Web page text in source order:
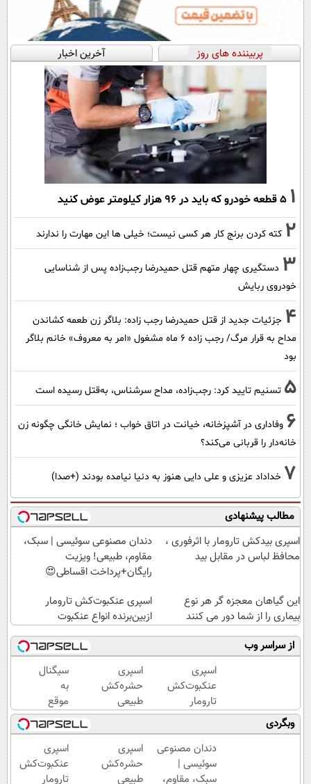
پربیننده های روز آخرین اخبار
1 ۵ قطعه خودرو که باید در ۹۶ هزار کیلومتر عوض کنید
2 کته کردن برنج کار هر کسی نیست؛ خیلی ها این مهارت را ندارند
3 دستگیری چهار متهم قتل حمیدرضا رجب‌زاده پس از شناسایی
خودروی ربایش
4 جزئیات جدید از قتل حمیدرضا رجب زاده: بلاگر زن طعمه کشاندن
مداح به قرار مرگ/ رجب زاده 6 ماه مشغول «امر به معروف» خانم بلاگر
بود
5 تسنیم تایید کرد: رجب‌زاده، مداح سرشناس، به‌قتل رسیده است
6 وفاداری در آشپزخانه، خیانت در اتاق خواب ؛ نمایش خانگی چگونه زن
خانه‌دار را قربانی می‌کند؟
7 خداداد عزیزی و علی دایی هنوز به دنیا نیامده بودند (+صدا)
مطالب پیشنهادی
اسپری بیدکش تارومار با اثرفوری ،
محافظ لباس در مقابل بید
دندان مصنوعی سوئیسی | سبک،
مقاوم، طبیعی! ویزیت
رایگان+پرداخت اقساطی😍
این گیاهان معجزه گر هر نوع
بیماری را از شما دور می کنند
اسپری عنکبوت‌‌کش تارومار
ازبین‌برنده انواع عنکبوت
از سراسر وب
اسپری
عنکبوت‌‌کش
تارومار
ازبین‌برنده
انواع
عنکبوت
اسپری
حشره‌کش
طبیعی
تارومار
سازگار با
محیط
زیست و با
محافظت
سیگنال
به
موقع
سرمایه
گذاری
(رایگان
به
مدت
وبگردی
دندان مصنوعی
سوئیسی |
سبک، مقاوم،
اسپری
حشره‌کش
طبیعی
اسپری
عنکبوت‌‌کش
تارومار